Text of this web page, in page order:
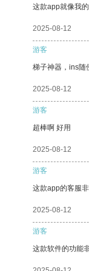
这款app就像我
2025-08-12
游客
梯子神器，ins随
2025-08-12
游客
超棒啊 好用
2025-08-12
游客
这款app的客服
2025-08-12
游客
这款软件的功能